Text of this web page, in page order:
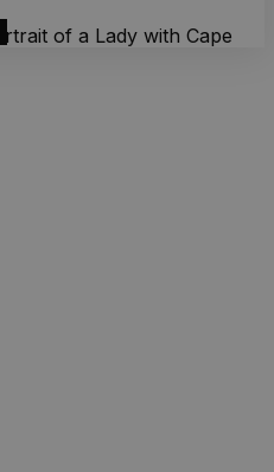
of a Lady with Cape